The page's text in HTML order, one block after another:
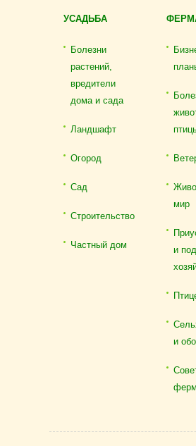
УСАДЬБА
Болезни
растений,
вредители
дома и сада
Ландшафт
Огород
Сад
Строительство
Частный дом
мир
и
и